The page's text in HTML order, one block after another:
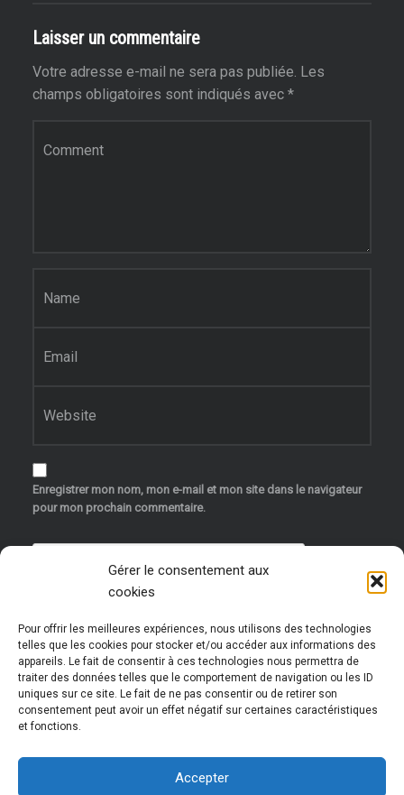
Gérer le consentement aux
cookies
Pour offrir les meilleures expériences, nous utilisons des technologies
telles que les cookies pour stocker et/ou accéder aux informations des
appareils. Le fait de consentir à ces technologies nous permettra de
traiter des données telles que le comportement de navigation ou les ID
uniques sur ce site. Le fait de ne pas consentir ou de retirer son
consentement peut avoir un effet négatif sur certaines caractéristiques
et fonctions.
Accepter
Laisser un commentaire
Votre adresse e-mail ne sera pas publiée. Les
champs obligatoires sont indiqués avec *
Enregistrer mon nom, mon e-mail et mon site dans le navigateur
pour mon prochain commentaire.
Ce site utilise Akismet pour réduire les indésirables.
En savoir plus sur la façon dont les données de vos
commentaires sont traitées.